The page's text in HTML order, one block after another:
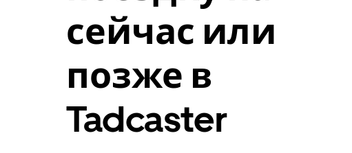
сейчас или
позже в
Tadcaster